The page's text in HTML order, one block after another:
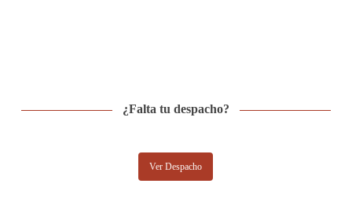
¿Falta tu despacho?
Ver Despacho